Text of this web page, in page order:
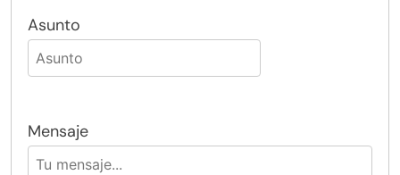
Asunto
Mensaje